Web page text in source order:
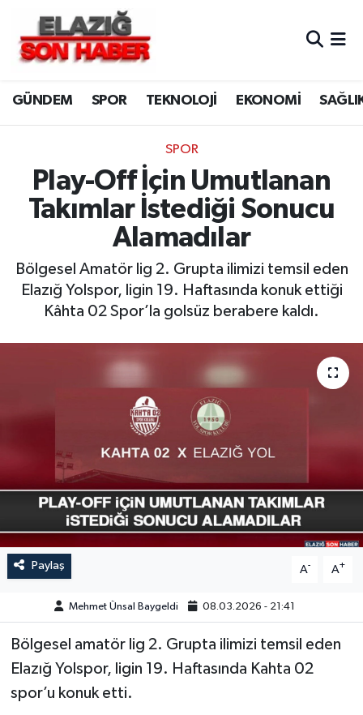
GÜNDEM SPOR TEKNOLOJİ EKONOMİ
SPOR
Play-Off İçin Umutlanan
Takımlar İstediği Sonucu
Alamadılar
Bölgesel Amatör lig 2. Grupta ilimizi temsil eden
Elazığ Yolspor, ligin 19. Haftasında konuk ettiği
Kâhta 02 Spor’la golsüz berabere kaldı.
Paylaş A- A+
Mehmet Ünsal Baygeldi 08.03.2026 - 21:41
Bölgesel amatör lig 2. Grupta ilimizi temsil eden
Elazığ Yolspor, ligin 19. Haftasında Kahta 02
spor’u konuk etti.
CANLI YAYIN
ASAYİŞ
BİLİM VE TEKNOLOJİ
DÜNYA
EKONOMİ
ELAZIĞ
HABERDE İNSAN
KÜLTÜR-SANAT
MAGAZİN
MEDYA
ÖZEL HABER
POLİTİKA
SAĞLIK
Merkez Hava Durumu
Merkez Trafik Yoğunluk Haritası
Süper Lig Puan Durumu ve Fikstür
Tüm Manşetler
Son Dakika Haberleri
Haber Arşivi